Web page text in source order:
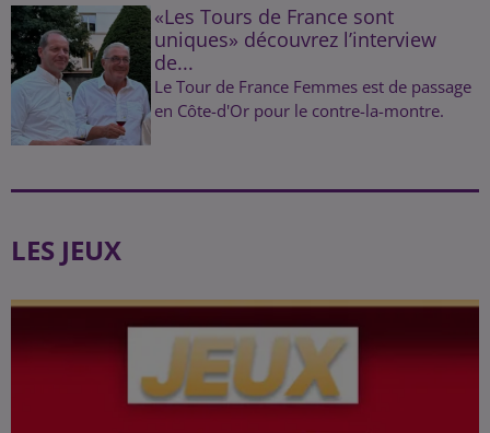
«Les Tours de France sont
uniques» découvrez l’interview
de...
Le Tour de France Femmes est de passage
en Côte-d'Or pour le contre-la-montre.
LES JEUX